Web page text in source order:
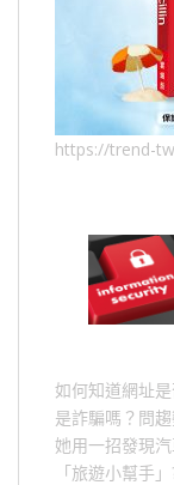
https://trend-
如何知道網址
是詐騙嗎？問
她用一招發現
「旅遊小幫手」